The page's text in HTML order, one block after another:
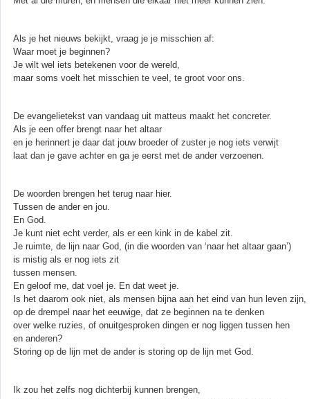
Als je het nieuws bekijkt, vraag je je misschien af:
Waar moet je beginnen?
Je wilt wel iets betekenen voor de wereld,
maar soms voelt het misschien te veel, te groot voor ons.
De evangelietekst van vandaag uit matteus maakt het concreter.
Als je een offer brengt naar het altaar
en je herinnert je daar dat jouw broeder of zuster je nog iets verwijt
laat dan je gave achter en ga je eerst met de ander verzoenen.
De woorden brengen het terug naar hier.
Tussen de ander en jou.
En God.
Je kunt niet echt verder, als er een kink in de kabel zit.
Je ruimte, de lijn naar God, (in die woorden van ‘naar het altaar gaan’)
is mistig als er nog iets zit
tussen mensen.
En geloof me, dat voel je. En dat weet je.
Is het daarom ook niet, als mensen bijna aan het eind van hun leven zijn,
op de drempel naar het eeuwige, dat ze beginnen na te denken
over welke ruzies, of onuitgesproken dingen er nog liggen tussen hen
en anderen?
Storing op de lijn met de ander is storing op de lijn met God.
Ik zou het zelfs nog dichterbij kunnen brengen,